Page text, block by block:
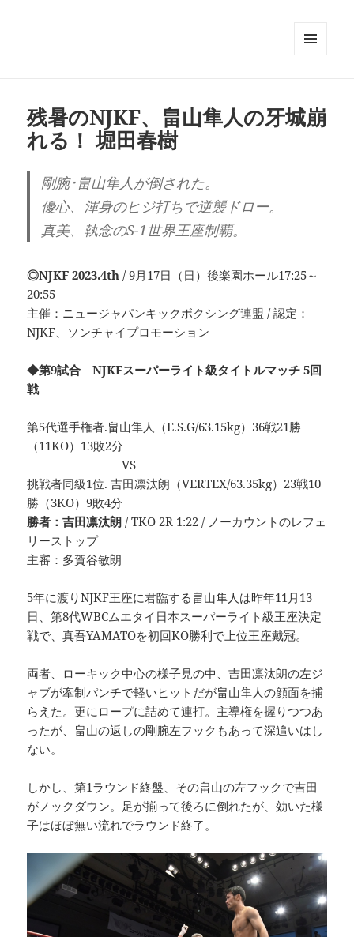
ット
残暑のNJKF、畠山隼人の牙城崩
れる！ 堀田春樹
剛腕･畠山隼人が倒された。
優心、渾身のヒジ打ちで逆襲ドロー。
真美、執念のS-1世界王座制覇。
◎NJKF 2023.4th / 9月17日（日）後楽園ホール17:25～
20:55
主催：ニュージャパンキックボクシング連盟 / 認定：
NJKF、ソンチャイプロモーション
◆第9試合 NJKFスーパーライト級タイトルマッチ 5回
戦
第5代選手権者.畠山隼人（E.S.G/63.15kg）36戦21勝
（11KO）13敗2分
VS
挑戦者同級1位. 吉田凛汰朗（VERTEX/63.35kg）23戦10
勝（3KO）9敗4分
勝者：吉田凛汰朗 / TKO 2R 1:22 / ノーカウントのレフェ
リーストップ
主審：多賀谷敏朗
5年に渡りNJKF王座に君臨する畠山隼人は昨年11月13
日、第8代WBCムエタイ日本スーパーライト級王座決定
戦で、真吾YAMATOを初回KO勝利で上位王座戴冠。
両者、ローキック中心の様子見の中、吉田凛汰朗の左ジ
ャブが牽制パンチで軽いヒットだが畠山隼人の顔面を捕
らえた。更にロープに詰めて連打。主導権を握りつつあ
ったが、畠山の返しの剛腕左フックもあって深追いはし
ない。
しかし、第1ラウンド終盤、その畠山の左フックで吉田
がノックダウン。足が揃って後ろに倒れたが、効いた様
子はほぼ無い流れでラウンド終了。